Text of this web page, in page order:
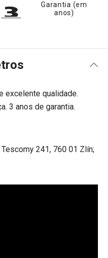
Garantia (em
anos)
excelente qualidade.
3 anos de garantia.
Tescomy 241, 760 01 Zlín;